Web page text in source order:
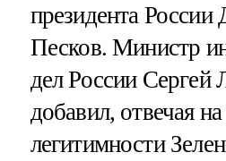
президента России
Песков. Министр
дел России Сергей
добавил, отвечая
легитимности